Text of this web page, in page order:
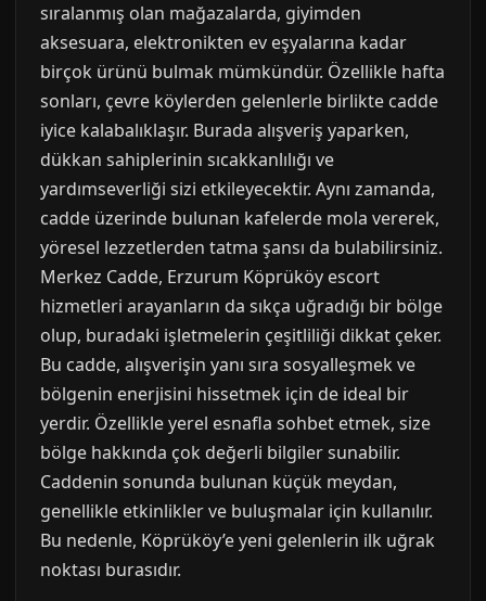
sıralanmış olan mağazalarda, giyimden
aksesuara, elektronikten ev eşyalarına kadar
birçok ürünü bulmak mümkündür. Özellikle hafta
sonları, çevre köylerden gelenlerle birlikte cadde
iyice kalabalıklaşır. Burada alışveriş yaparken,
dükkan sahiplerinin sıcakkanlılığı ve
yardımseverliği sizi etkileyecektir. Aynı zamanda,
cadde üzerinde bulunan kafelerde mola vererek,
yöresel lezzetlerden tatma şansı da bulabilirsiniz.
Merkez Cadde, Erzurum Köprüköy escort
hizmetleri arayanların da sıkça uğradığı bir bölge
olup, buradaki işletmelerin çeşitliliği dikkat çeker.
Bu cadde, alışverişin yanı sıra sosyalleşmek ve
bölgenin enerjisini hissetmek için de ideal bir
yerdir. Özellikle yerel esnafla sohbet etmek, size
bölge hakkında çok değerli bilgiler sunabilir.
Caddenin sonunda bulunan küçük meydan,
genellikle etkinlikler ve buluşmalar için kullanılır.
Bu nedenle, Köprüköy’e yeni gelenlerin ilk uğrak
noktası burasıdır.